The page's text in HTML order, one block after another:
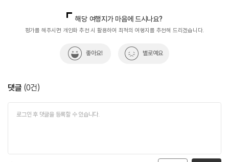
해당 여행지가 마음에 드시나요?
평가를 해주시면 개인화 추천 시 활용하여 최적의 여행지를 추천해 드리겠습니다.
좋아요! 별로예요
댓글 (0건)